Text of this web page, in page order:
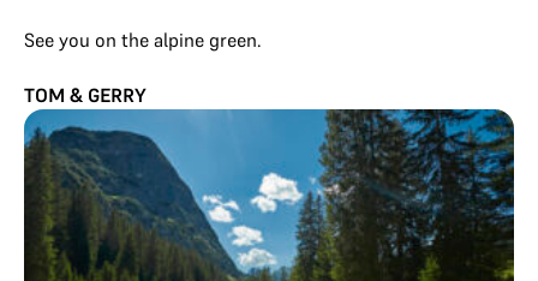
See you on the alpine green.
TOM & GERRY